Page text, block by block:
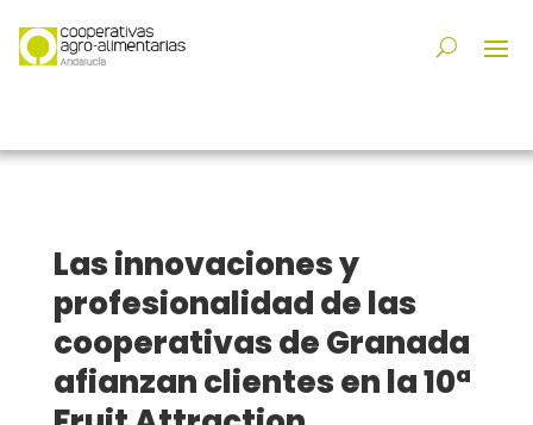
Las innovaciones y
profesionalidad de las
cooperativas de Granada
afianzan clientes en la 10ª